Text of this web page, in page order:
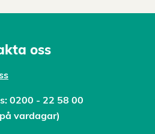
oss
0200 - 22 58 00
vardagar)